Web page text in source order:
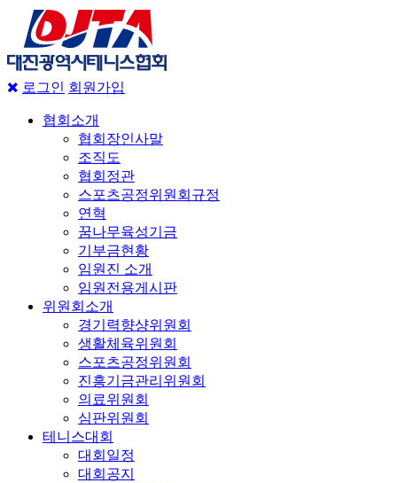
로그인 회원가입
협회소개
협회장인사말
조직도
협회정관
스포츠공정위원회규정
연혁
꿈나무육성기금
기부금현황
임원진 소개
임원전용게시판
위원회소개
경기력향샹위원회
생활체육위원회
스포츠공정위원회
진흥기금관리위원회
의료위원회
심판위원회
테니스대회
대회일정
대회공지